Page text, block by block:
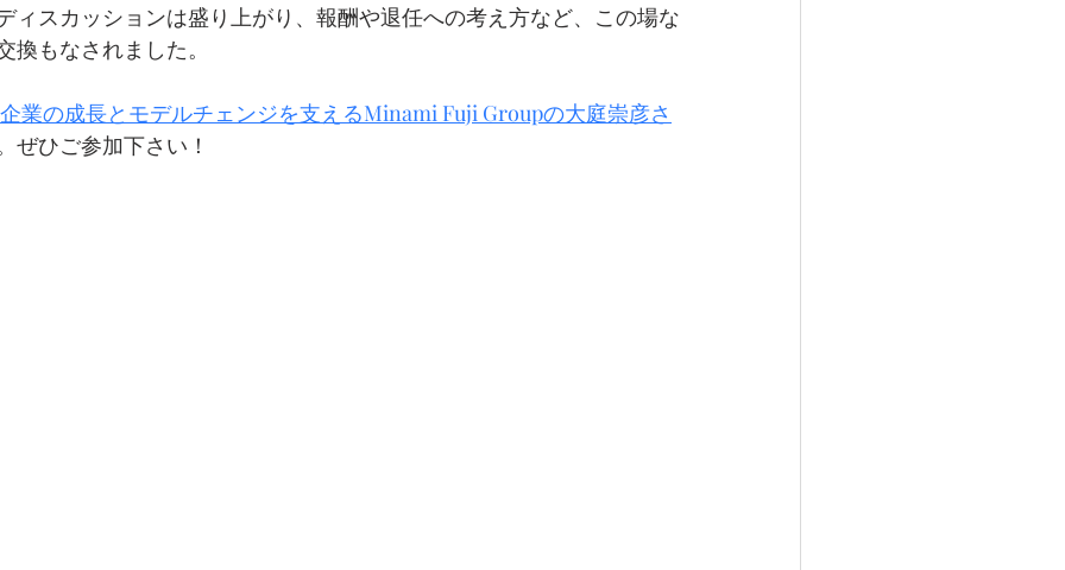
ィスカッションは盛り上がり、報酬や退任への考え方など、この場な
もなされました。
企業の成長とモデルチェンジを支えるMinami Fuji Groupの大庭崇彦さ
ぜひご参加下さい！